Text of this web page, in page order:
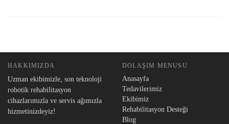
HAKKIMIZDA
Uzman ekibimizle, son teknoloji
robotik rehabilitasyon
cihazlarımızla ve servis ağımızla
hizmetinizdeyiz!
DOLAŞIM MENUSU
Anasayfa
Tedavilerimiz
Ekibimiz
Rehabilitasyon Desteği
Blog